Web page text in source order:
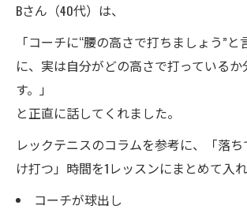
Bさん（40代）は、
「コーチに“腰の高さで打ちましょう”
に、実は自分がどの高さで打っているか
す。」
と正直に話してくれました。
レックテニスのコラムを参考に、「落
け打つ」時間を1レッスンにまとめて入れ
コーチが球出し